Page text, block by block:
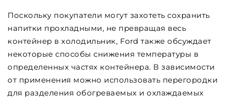
Поскольку покупатели могут захотеть сохранить
напитки прохладными, не превращая весь
контейнер в холодильник, Ford также обсуждает
некоторые способы снижения температуры в
определенных частях контейнера. В зависимости
от применения можно использовать перегородки
для разделения обогреваемых и охлаждаемых